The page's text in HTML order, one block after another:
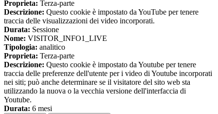
Proprieta: Terza-parte
Descrizione: Questo cookie è impostato da YouTube per tenere
traccia delle visualizzazioni dei video incorporati.
Durata: Sessione
Nome: VISITOR_INFO1_LIVE
Tipologia: analitico
Proprieta: Terza-parte
Descrizione: Questo cookie è impostato da Youtube per tenere
traccia delle preferenze dell'utente per i video di Youtube incorporati
nei siti; può anche determinare se il visitatore del sito web sta
utilizzando la nuova o la vecchia versione dell'interfaccia di
Youtube.
Durata: 6 mesi